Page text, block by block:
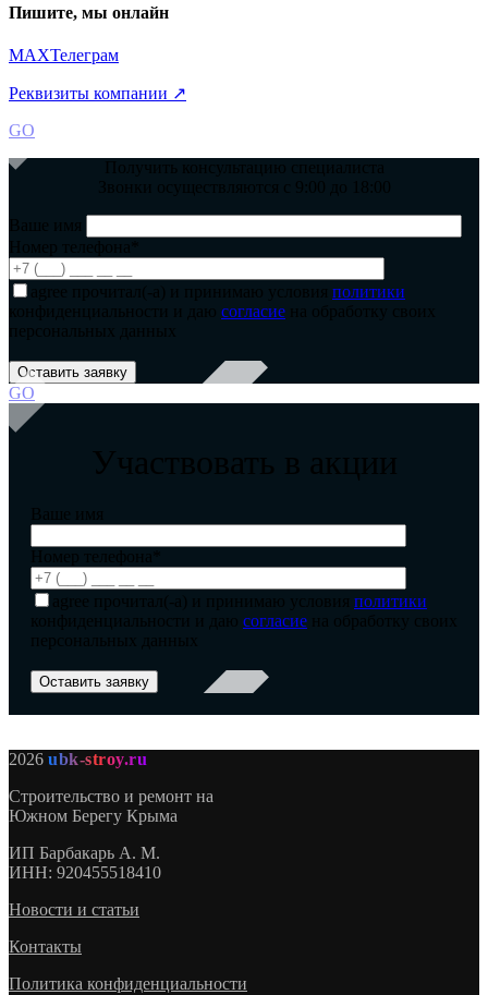
Пишите, мы онлайн
MAXТелеграм
Реквизиты компании ↗
GO
Получить консультацию специалиста
Звонки осуществляются с 9:00 до 18:00
Ваше имя
Номер телефона*
agree прочитал(-а) и принимаю условия политики
конфиденциальности и даю согласие на обработку своих
персональных данных
GO
Участвовать в акции
Ваше имя
Номер телефона*
agree прочитал(-а) и принимаю условия политики
конфиденциальности и даю согласие на обработку своих
персональных данных
2026 ubk-stroy.ru
Строительство и ремонт на
Южном Берегу Крыма
ИП Барбакарь А. М.
ИНН: 920455518410
Новости и статьи
Контакты
Политика конфиденциальности